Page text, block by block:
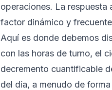
operaciones. La respuesta
factor dinámico y
Aquí es donde debemos
con las horas de turno, el
decremento cuantificable
del día, a menudo de